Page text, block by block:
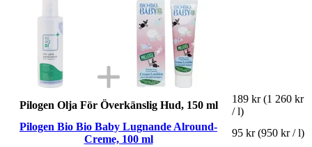
Pilogen Olja För Överkänslig Hud, 150 ml
189 kr (1 260 kr
/ l)
Pilogen Bio Bio Baby Lugnande Alround-
Creme, 100 ml
95 kr (950 kr / l)